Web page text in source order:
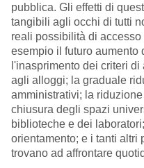
pubblica. Gli effetti di
tangibili agli occhi di tutti
reali possibilità di
esempio il futuro aumento
l'inasprimento dei criteri
agli alloggi; la graduale
amministrativi; la
chiusura degli spazi
biblioteche e dei
orientamento; e i tanti altri
trovano ad affrontare